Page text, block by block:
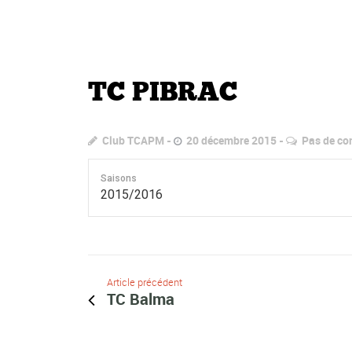
TC PIBRAC
Club TCAPM 20 décembre 2015 Pas de
Saisons
2015/2016
Article précédent
TC Balma